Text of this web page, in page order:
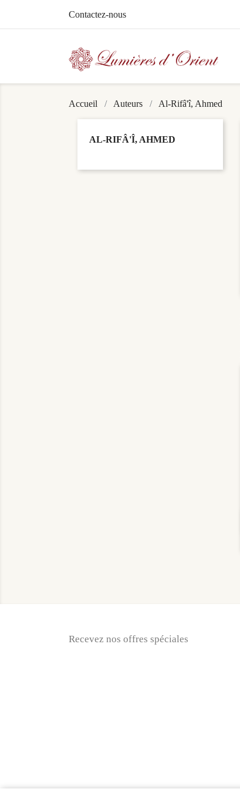
Contactez-nous
Accueil Auteurs Al-Rifâ'î, Ahmed
AL-RIFÂ'Î, AHMED
Recevez nos offres spéciales